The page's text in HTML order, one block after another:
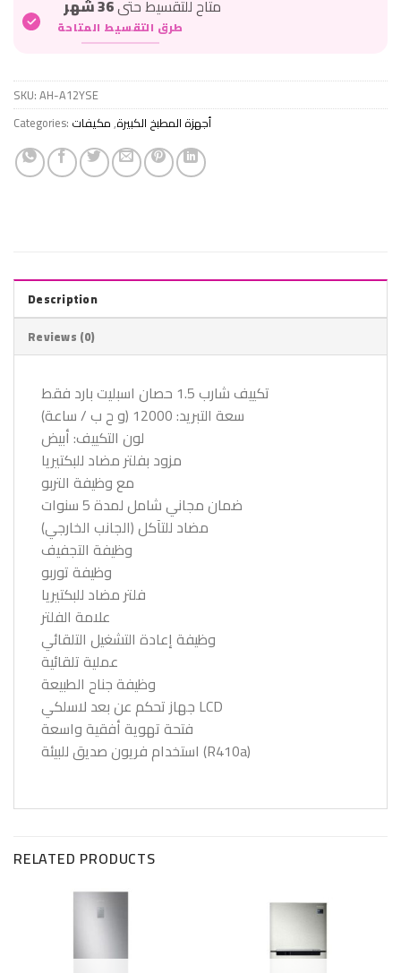
متاح للتقسيط حتى36 شهر
طرق التقسيط المتاحة
SKU:AH-A12YSE
Categories:
أجهزة المطبخ الكبيرة,مكيفات
Description
Reviews (0)
تكييف شارب 1.5 حصان اسبليت بارد فقط
سعة التبريد: 12000 (و ح ب / ساعة)
لون التكييف: أبيض
مزود بفلتر مضاد للبكتيريا
مع وظيفة التربو
ضمان مجاني شامل لمدة 5 سنوات
مضاد للتآكل (الجانب الخارجي)
وظيفة التجفيف
وظيفة توربو
فلتر مضاد للبكتيريا
علامة الفلتر
وظيفة إعادة التشغيل التلقائي
عملية تلقائية
وظيفة جناح الطبيعة
جهاز تحكم عن بعد لاسلكي LCD
فتحة تهوية أفقية واسعة
استخدام فريون صديق للبيئة (R410a)
RELATED PRODUCTS